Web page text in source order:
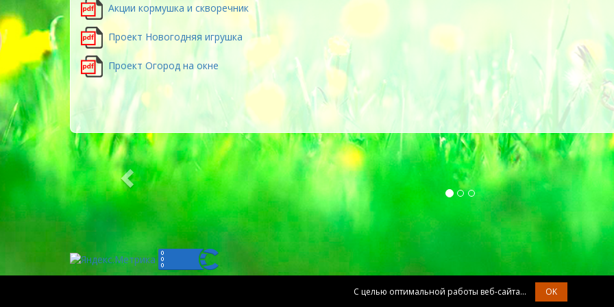
Акции кормушка и скворечник
Проект Новогодняя игрушка
Проект Огород на окне
Previous
С целью оптимальной работы веб-сайта... OK